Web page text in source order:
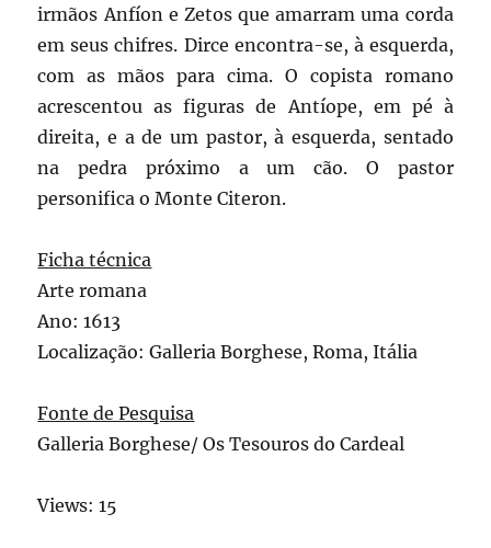
irmãos Anfíon e Zetos que amarram uma corda
em seus chifres. Dirce encontra-se, à esquerda,
com as mãos para cima. O copista romano
acrescentou as figuras de Antíope, em pé à
direita, e a de um pastor, à esquerda, sentado
na pedra próximo a um cão. O pastor
personifica o Monte Citeron.
Ficha técnica
Arte romana
Ano: 1613
Localização: Galleria Borghese, Roma, Itália
Fonte de Pesquisa
Galleria Borghese/ Os Tesouros do Cardeal
Views: 15